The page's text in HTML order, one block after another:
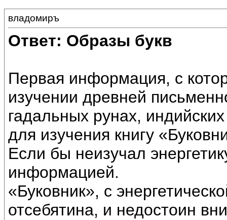
владомиръ
Ответ: Образы букв
Первая информация, с
изучении древней
гадальных рунах,
для изучения книгу
Если бы неизучал
информацией.
«Буковник», с
отсебятина, и недостоин